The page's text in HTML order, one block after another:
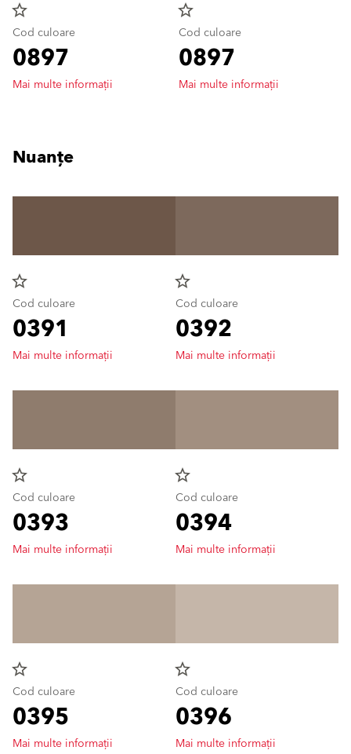
star_border
Cod culoare
0897
Mai multe informații
star_border
Cod culoare
0897
Mai multe informații
Nuanțe
star_border
Cod culoare
0391
Mai multe informații
star_border
Cod culoare
0392
Mai multe informații
star_border
Cod culoare
0393
Mai multe informații
star_border
Cod culoare
0394
Mai multe informații
star_border
Cod culoare
0395
Mai multe informații
star_border
Cod culoare
0396
Mai multe informații